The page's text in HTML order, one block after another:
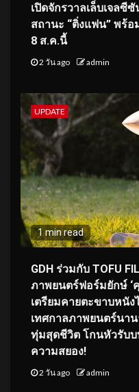
เปิดจักรวาลเล็บเจลซีซั
สถานะ “ติ่งแฟน” พร้
8 ส.ค.นี้
2 วัน ago admin
UPDATE
1 min read
GDH ร่วมกับ TOFU
ภาพยนตร์ฟอร์มยักษ์ ‘
เตรียมคายตะขาบหนั
เทศกาลภาพยนตร์นา
ทุ่มสุดชีวิต โกนหัวรับ
ความสยอง!
2 วัน ago admin